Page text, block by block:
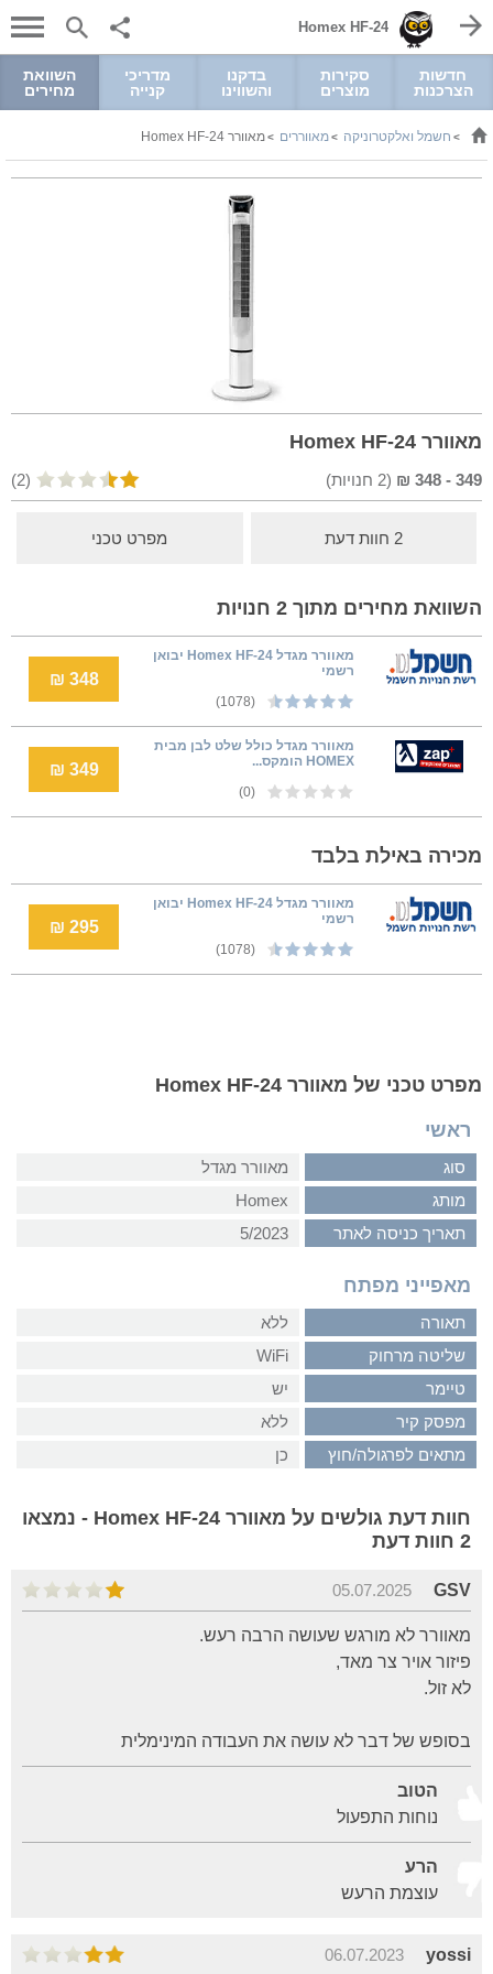
Homex HF-24
חדשות
הצרכנות
סקירות
מוצרים
בדקנו
והשווינו
מדריכי
קנייה
השוואת
מחירים
> חשמל ואלקטרוניקה >מאווררים >מאוורר Homex HF-24
מאוורר Homex HF-24
349
-
348
₪
(
2 חנויות) (2)
2 חוות דעת מפרט טכני
השוואת מחירים מתוך 2 חנויות
‏מאוורר מגדל Homex HF-24 יבואן
רשמי
(1078)
348 ₪
מאוורר מגדל כולל שלט לבן מבית
HOMEX הומקס...
(0)
349 ₪
מכירה באילת בלבד
‏מאוורר מגדל Homex HF-24 יבואן
רשמי
(1078)
295 ₪
מפרט טכני של מאוורר Homex HF-24
ראשי
סוג
מאוורר מגדל
מותג
Homex
תאריך כניסה לאתר
5/2023
מאפייני מפתח
תאורה
ללא
שליטה מרחוק
WiFi
טיימר
יש
מפסק קיר
ללא
מתאים לפרגולה/חוץ
כן
חוות דעת גולשים על מאוורר Homex HF-24 - נמצאו
2 חוות דעת
GSV
05.07.2025
מאוורר לא מורגש שעושה הרבה רעש.
פיזור אויר צר מאד,
לא זול.
בסופש של דבר לא עושה את העבודה המינימלית
הטוב
נוחות התפעול
הרע
עוצמת הרעש
yossi
06.07.2023